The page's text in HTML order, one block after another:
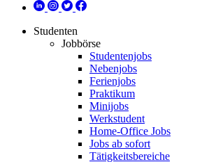
Studenten
Jobbörse
Studentenjobs
Nebenjobs
Ferienjobs
Praktikum
Minijobs
Werkstudent
Home-Office Jobs
Jobs ab sofort
Tätigkeitsbereiche